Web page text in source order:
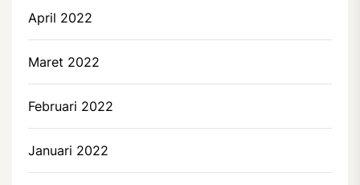
April 2022
Maret 2022
Februari 2022
Januari 2022